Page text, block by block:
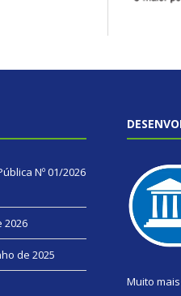
Nº 01/2026
2026
de 2025
Muito